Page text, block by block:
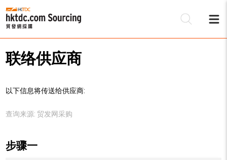
联络供应商
以下信息将传送给供应商:
查询来源: 贸发网采购
步骤一